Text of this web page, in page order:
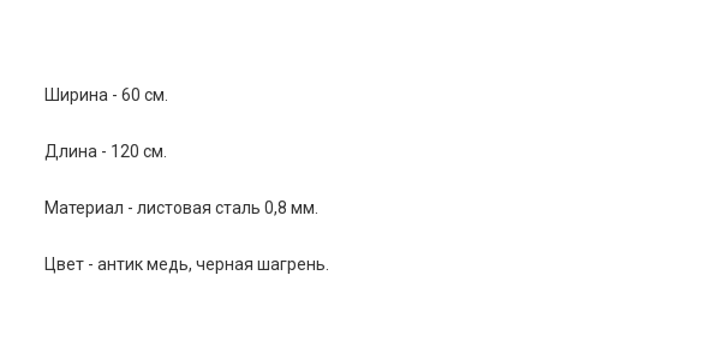
Ширина - 60 см.
Длина - 120 см.
Материал - листовая сталь 0,8 мм.
Цвет - антик медь, черная шагрень.